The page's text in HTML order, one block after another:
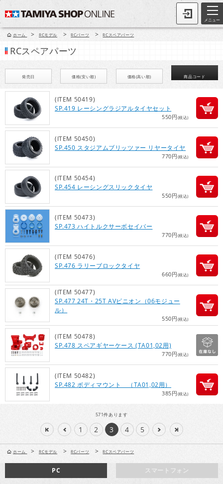
メニュー
ホーム > RCモデル > RCパーツ > RCスペアパーツ
RCスペアパーツ
発売日 価格(安い順) 価格(高い順) 商品コード
(ITEM 50419)
SP.419 レーシングラジアルタイヤセット
550円(税込)
(ITEM 50450)
SP.450 スタジアムブリッツァー リヤータイヤ
770円(税込)
(ITEM 50454)
SP.454 レーシングスリックタイヤ
550円(税込)
(ITEM 50473)
SP.473 ハイトルクサーボセイバー
770円(税込)
(ITEM 50476)
SP.476 ラリーブロックタイヤ
660円(税込)
(ITEM 50477)
SP.477 24T・25T AVピニオン（06モジュー
ル）
550円(税込)
(ITEM 50478)
SP.478 スペアギヤーケース (TA01,02用)
770円(税込)
(ITEM 50482)
SP.482 ボディマウント （TA01,02用）
385円(税込)
571件あります
1 2 3 4 5
ホーム > RCモデル > RCパーツ > RCスペアパーツ
スマートフォン
PC